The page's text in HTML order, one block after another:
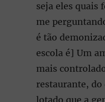
seja eles quais
me
é tão
escola é] Um
mais
restaurante, do